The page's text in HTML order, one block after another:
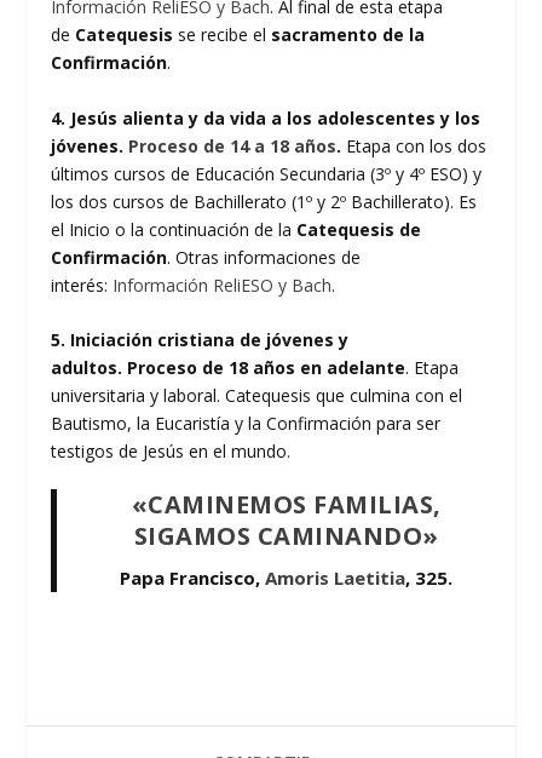
Información ReliESO y Bach. Al final de esta etapa
de Catequesis se recibe el sacramento de la
Confirmación.
4. Jesús alienta y da vida a los adolescentes y los
jóvenes. Proceso de 14 a 18 años. Etapa con los dos
últimos cursos de Educación Secundaria (3º y 4º ESO) y
los dos cursos de Bachillerato (1º y 2º Bachillerato). Es
el Inicio o la continuación de la Catequesis de
Confirmación. Otras informaciones de
interés: Información ReliESO y Bach.
5. Iniciación cristiana de jóvenes y
adultos. Proceso de 18 años en adelante. Etapa
universitaria y laboral. Catequesis que culmina con el
Bautismo, la Eucaristía y la Confirmación para ser
testigos de Jesús en el mundo.
«CAMINEMOS FAMILIAS,
SIGAMOS CAMINANDO»
Papa Francisco, Amoris Laetitia, 325.